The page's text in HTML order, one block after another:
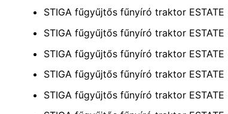
STIGA fűgyűjtős fűnyíró traktor ESTATE
STIGA fűgyűjtős fűnyíró traktor ESTATE
STIGA fűgyűjtős fűnyíró traktor ESTATE
STIGA fűgyűjtős fűnyíró traktor ESTATE
STIGA fűgyűjtős fűnyíró traktor ESTATE